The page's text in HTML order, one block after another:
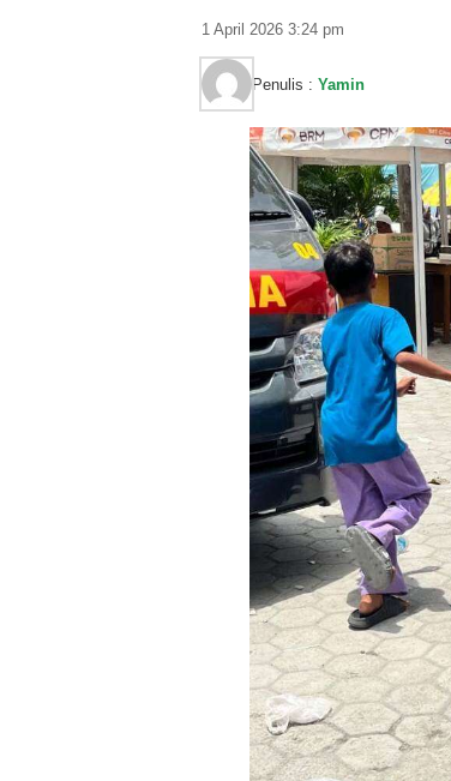
1 April 2026 3:24 pm
Penulis : Yamin